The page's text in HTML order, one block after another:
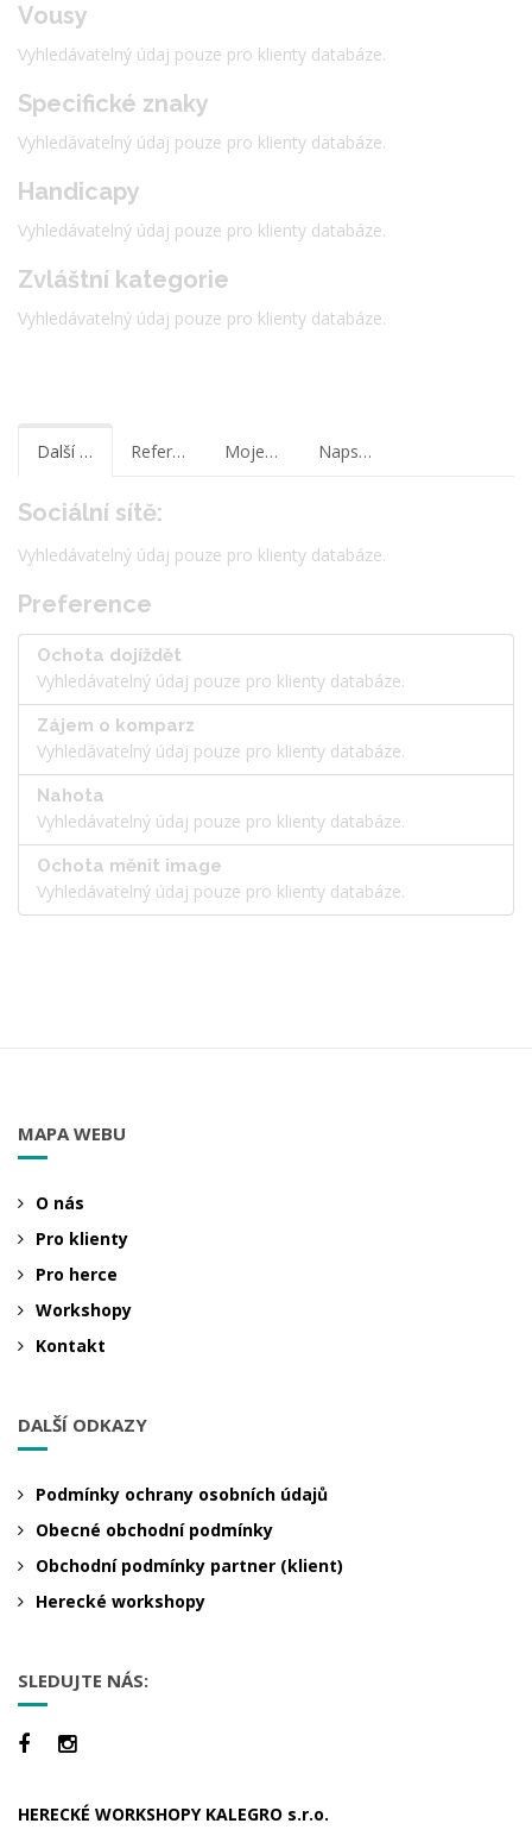
Vousy
Vyhledávatelný údaj pouze pro klienty databáze.
Specifické znaky
Vyhledávatelný údaj pouze pro klienty databáze.
Handicapy
Vyhledávatelný údaj pouze pro klienty databáze.
Zvláštní kategorie
Vyhledávatelný údaj pouze pro klienty databáze.
Další informace Reference Moje poznámky Napsat zprávu
Sociální sítě:
Vyhledávatelný údaj pouze pro klienty databáze.
Preference
Ochota dojíždět
Vyhledávatelný údaj pouze pro klienty databáze.
Zájem o komparz
Vyhledávatelný údaj pouze pro klienty databáze.
Nahota
Vyhledávatelný údaj pouze pro klienty databáze.
Ochota měnit image
Vyhledávatelný údaj pouze pro klienty databáze.
MAPA WEBU
O nás
Pro klienty
Pro herce
Workshopy
Kontakt
DALŠÍ ODKAZY
Podmínky ochrany osobních údajů
Obecné obchodní podmínky
Obchodní podmínky partner (klient)
Herecké workshopy
SLEDUJTE NÁS:
HERECKÉ WORKSHOPY KALEGRO s.r.o.